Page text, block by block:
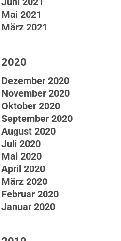
Juni 2021
Mai 2021
März 2021
2020
Dezember 2020
November 2020
Oktober 2020
September 2020
August 2020
Juli 2020
Mai 2020
April 2020
März 2020
Februar 2020
Januar 2020